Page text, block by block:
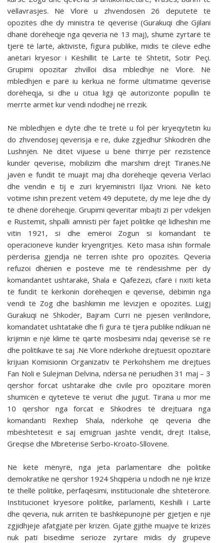
vëllavrasjes. Në Vlorë u zhvendosën 26 deputetë të
opozitës dhe dy ministra të qeverisë (Gurakuqi dhe Gjilani
dhanë dorëheqje nga qeveria në 13 maj), shumë zyrtarë të
tjerë të lartë, aktivistë, figura publike, midis të cilëve edhe
anëtari kryesor i Këshillit të Lartë të Shtetit, Sotir Peçi.
Grupimi opozitar zhvilloi disa mbledhje në Vlorë. Në
mbledhjen e parë iu kërkua në formë ultimatime qeverisë
dorëheqja, si dhe u citua ligji që autorizonte popullin të
merrte armët kur vendi ndodhej në rrezik.
Në mbledhjen e dytë dhe të tretë u fol për kryeqytetin ku
do zhvendosej qeverisja e re, duke zgjedhur Shkodrën dhe
Lushnjën. Në ditët vijuese u bënë thirrje për rezistencë
kundër qeverisë, mobilizim dhe marshim drejt Tiranës.Në
javën e fundit të muajit maj dha dorëheqje qeveria Vërlaci
dhe vendin e tij e zuri kryeministri Iljaz Vrioni. Në këto
votime ishin prezent vetëm 49 deputetë, dy me leje dhe dy
të dhënë dorëheqje. Grupimi qeveritar mbajti zi për vdekjen
e Rustemit, shpalli amnisti për fajet politike që lidheshin me
vitin 1921, si dhe emëroi Zogun si komandant të
operacioneve kundër kryengritjes. Këto masa ishin formale
përderisa gjendja në terren ishte pro opozitës. Qeveria
refuzoi dhënien e posteve më të rëndësishme për dy
komandantët ushtarakë, Shala e Qafëzezi, cfarë i nxiti këta
të fundit të kërkonin dorëheqjen e qeverisë, dëbimin nga
vendi të Zog dhe bashkimin me lëvizjen e opozitës. Luigj
Gurakuqi në Shkodër, Bajram Curri në pjesën verilindore,
komandatët ushtatakë dhe fi gura të tjera publike ndikuan në
krijimin e një klime të qartë mosbesimi ndaj qeverisë së re
dhe politikave të saj .Në Vlorë ndërkohë drejtuesit opozitarë
krijuan Komisionin Organizativ të Përkohshëm me drejtues
Fan Noli e Sulejman Delvina, ndërsa në periudhën 31 maj – 3
qershor forcat ushtarake dhe civile pro opozitare morën
shumicën e qyteteve të veriut dhe jugut. Tirana u mor me
10 qershor nga forcat e Shkodrës të drejtuara nga
komandanti Rexhep Shala, ndërkohë që qeveria dhe
mbështetësit e saj emigruan jashtë vendit, drejt Italisë,
Greqisë dhe Mbretërisë Serbo-Kroato-Sllovene.
Në këtë mënyrë, nga jeta parlamentare dhe politike
demokratike në qershor 1924 Shqipëria u ndodh në një krizë
të thellë politike, përfaqësimi, institucionale dhe shtetërore.
Institucionet kryesore politike, parlamenti, Këshilli i Lartë
dhe qeveria, nuk arritën të bashkëpunojnë për gjetjen e një
zgjidhjeje afatgjatë për krizën. Gjatë gjithë muajve të krizës
nuk pati bisedime serioze zyrtare midis dy grupeve